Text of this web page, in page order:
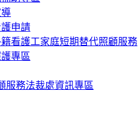
申請
看護工家庭短期替代照顧服務
專區
服務法裁處資訊專區